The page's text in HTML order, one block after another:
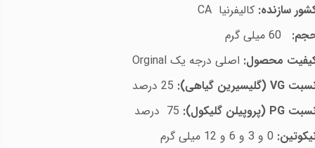
سازنده: کالیفرنیا CA
60 میلی گرم
محصول: اصلی درجه یک Orginal
VG (گلیسیرین گیاهی): 25درصد
PG (پروپیلن گلیکول): 75 درصد